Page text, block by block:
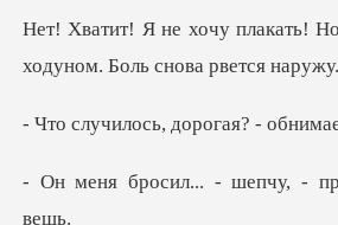
ть!
ходу
ь, дорогая? -
. - шепчу, -